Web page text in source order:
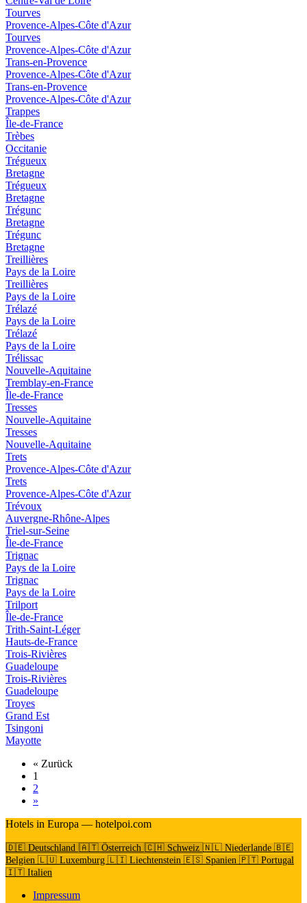
Tourves
Provence-Alpes-Côte d'Azur
Tourves
Provence-Alpes-Côte d'Azur
Trans-en-Provence
Provence-Alpes-Côte d'Azur
Trans-en-Provence
Provence-Alpes-Côte d'Azur
Trappes
Île-de-France
Trèbes
Occitanie
Trégueux
Bretagne
Trégueux
Bretagne
Trégunc
Bretagne
Trégunc
Bretagne
Treillières
Pays de la Loire
Treillières
Pays de la Loire
Trélazé
Pays de la Loire
Trélazé
Pays de la Loire
Trélissac
Nouvelle-Aquitaine
Tremblay-en-France
Île-de-France
Tresses
Nouvelle-Aquitaine
Tresses
Nouvelle-Aquitaine
Trets
Provence-Alpes-Côte d'Azur
Trets
Provence-Alpes-Côte d'Azur
Trévoux
Auvergne-Rhône-Alpes
Triel-sur-Seine
Île-de-France
Trignac
Pays de la Loire
Trignac
Pays de la Loire
Trilport
Île-de-France
Trith-Saint-Léger
Hauts-de-France
Trois-Rivières
Guadeloupe
Trois-Rivières
Guadeloupe
Troyes
Grand Est
Tsingoni
Mayotte
« Zurück
1
2
»
Hotels in Europa — hotelpoi.com
🇩🇪 Deutschland 🇦🇹 Österreich 🇨🇭 Schweiz 🇳🇱 Niederlande 🇧🇪
Belgien 🇱🇺 Luxemburg 🇱🇮 Liechtenstein 🇪🇸 Spanien 🇵🇹 Portugal
🇮🇹 Italien
Impressum